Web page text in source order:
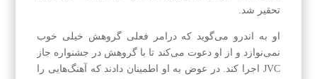
تحقیر شد.
او به اندرو می‌گوید که درامر فعلی گروهش خیلی خوب
نمی‌نوازد و از او دعوت می‌کند تا با گروهش در جشنواره جاز
JVC اجرا کند. در عوض به او اطمینان دادند که آهنگ‌هایی را